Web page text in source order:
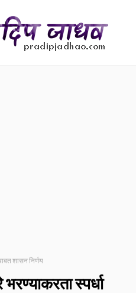
शासन निर्णय
स्पर्धा